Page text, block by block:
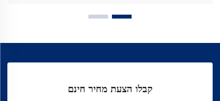
קבלו הצעת מחיר חינם